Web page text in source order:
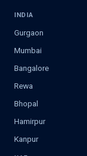
INDIA
Gurgaon
Mumbai
Bangalore
Rewa
Bhopal
Hamirpur
Kanpur